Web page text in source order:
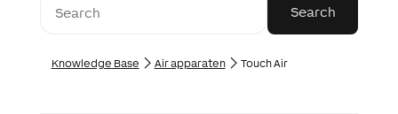
Knowledge Base Air apparaten Touch Air